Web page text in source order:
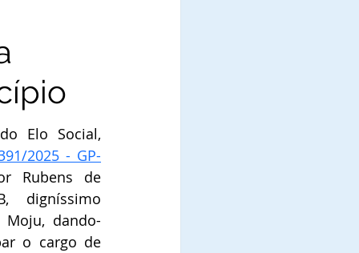
Elo Social,
2025 - GP-
Rubens de
digníssimo
dando-
o cargo de